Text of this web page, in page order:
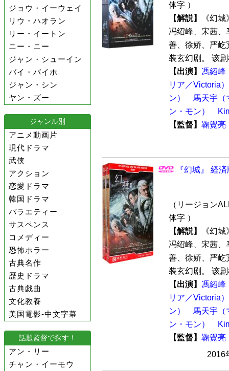
ジョウ・イーウェイ
リウ・ハオラン
リー・イートン
ニー・ニー
ジャン・シューイン
バイ・バイホ
ジャン・シン
ヤン・ズー
ジャンル別
アニメ動画片
現代ドラマ
武侠
アクション
恋愛ドラマ
韓国ドラマ
バラエティー
サスペンス
コメディー
恐怖ホラー
古典名作
歴史ドラマ
古典戯曲
文化教養
美国電影-中文字幕
話題監督で探す！
アン・リー
チャン・イーモウ
体字 ）
【解説】
《幻
冯绍峰、宋茜、
善、徐娇、严屹
装玄幻剧。 该
【出演】 馮紹峰
リア／Victoria）
ン）
馬天宇（
ン・モン）
【監督】 鞠覺亮
『幻城』 経
（リージョン
体字 ）
【解説】
《幻
冯绍峰、宋茜、
善、徐娇、严屹
装玄幻剧。 该
【出演】 馮紹峰
リア／Victoria）
ン）
馬天宇（
ン・モン）
【監督】 鞠覺亮
2016